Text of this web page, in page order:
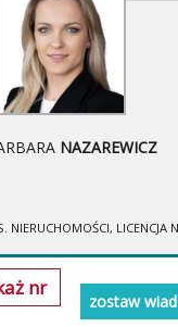
NAZAREWICZ
NIERUCHOMOŚCI, LICENCJA
nr
552
zostaw